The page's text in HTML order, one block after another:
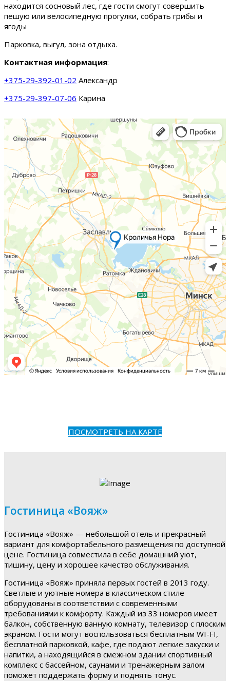
находится сосновый лес, где гости смогут совершить
пешую или велосипедную прогулки, собрать грибы и
ягоды
Парковка, выгул, зона отдыха.
Контактная информация:
+375-29-392-01-02 Александр
+375-29-397-07-06 Карина
ПОСМОТРЕТЬ НА КАРТЕ
Гостиница «Вояж»
Гостиница «Вояж» — небольшой отель и прекрасный
вариант для комфортабельного размещения по доступной
цене. Гостиница совместила в себе домашний уют,
тишину, цену и хорошее качество обслуживания.
Гостиница «Вояж» приняла первых гостей в 2013 году.
Светлые и уютные номера в классическом стиле
оборудованы в соответствии с современными
требованиями к комфорту. Каждый из 33 номеров имеет
балкон, собственную ванную комнату, телевизор с плоским
экраном. Гости могут воспользоваться бесплатным WI-FI,
бесплатной парковкой, кафе, где подают легкие закуски и
напитки, а находящийся в смежном здании спортивный
комплекс с бассейном, саунами и тренажерным залом
поможет поддержать форму и поднять тонус.